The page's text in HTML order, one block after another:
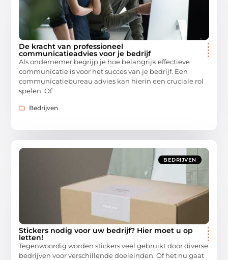
De kracht van professioneel
communicatieadvies voor je bedrijf
Als ondernemer begrijp je hoe belangrijk effectieve
communicatie is voor het succes van je bedrijf. Een
communicatiebureau advies kan hierin een cruciale rol
spelen. Of
Bedrijven
BEDRIJVEN
Stickers nodig voor uw bedrijf? Hier moet u op
letten!
Tegenwoordig worden stickers veel gebruikt door diverse
bedrijven voor verschillende doeleinden. Of het nu gaat